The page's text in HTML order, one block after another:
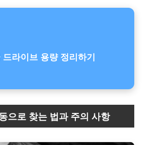
드라이브 용량 정리하기
으로 찾는 법과 주의 사항